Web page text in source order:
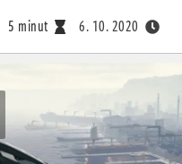
5 minut 6. 10. 2020